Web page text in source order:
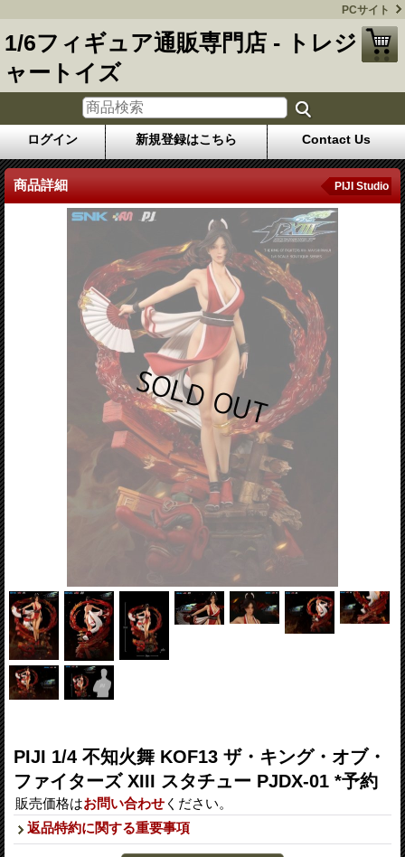
PCサイト
1/6フィギュア通販専門店 - トレジ
ャートイズ
ログイン 新規登録はこちら Contact Us
商品詳細 PIJI Studio
PIJI 1/4 不知火舞 KOF13 ザ・キング・オブ・
ファイターズ XIII スタチュー PJDX-01 *予約
販売価格はお問い合わせ ください。
返品特約に関する重要事項